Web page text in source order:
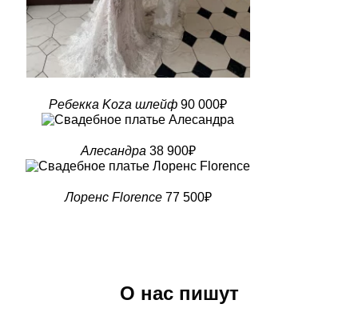
Ребекка Koza шлейф 90 000₽
Алесандра 38 900₽
Лоренс Florence 77 500₽
О нас пишут